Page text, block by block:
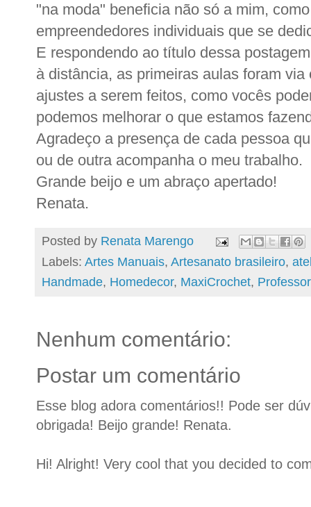
"na moda" beneficia não só a mim,
empreendedores individuais que se
E respondendo ao título dessa
à distância, as primeiras aulas foram
ajustes a serem feitos, como vocês
podemos melhorar o que estamos
Agradeço a presença de cada pessoa
ou de outra acompanha o meu trabalho.
Grande beijo e um abraço apertado!
Renata.
Posted by Renata Marengo
Labels: Artes Manuais, Artesanato brasileiro,
Handmade, Homedecor, MaxiCrochet,
Nenhum comentário:
Postar um comentário
Esse blog adora comentários!! Pode ser
obrigada! Beijo grande! Renata.
Hi! Alright! Very cool that you decided to